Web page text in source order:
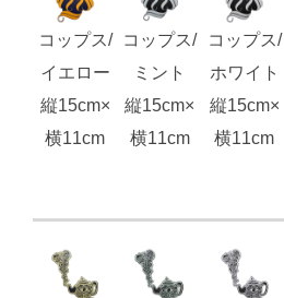
コップス/
イエロー
縦15cm×
横11cm
コップス/
ミント
縦15cm×
横11cm
コップス/
ホワイト
縦15cm×
横11cm